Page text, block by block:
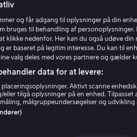
og får adgang til oplysninger på din
bruges til behandling af personoplysninger.
klikke nedenfor. Her kan du også udøve din
er baseret på legitim interesse. Du kan til
valg deles med vores partnere og gælder
data for at levere:
Aktivt scanne
tilgå oplysninger på en enhed. Tilpasset
målgruppeundersøgelser og udvikling